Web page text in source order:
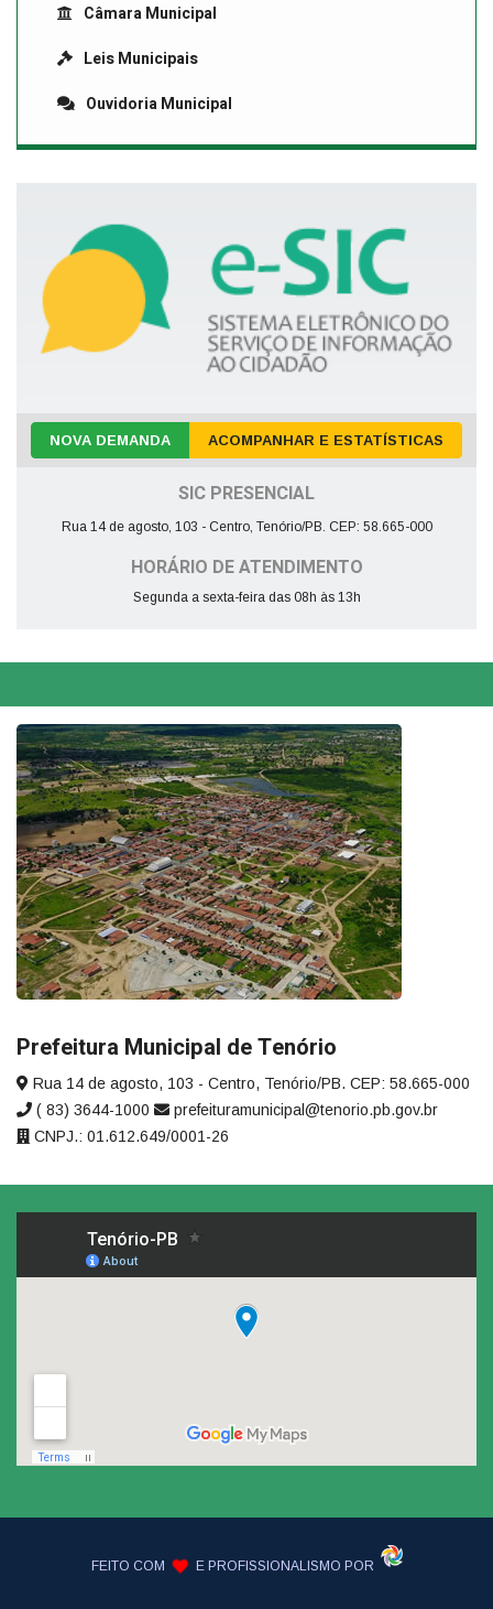
Câmara Municipal
Leis Municipais
Ouvidoria Municipal
NOVA DEMANDA ACOMPANHAR E ESTATÍSTICAS
SIC PRESENCIAL
Rua 14 de agosto, 103 - Centro, Tenório/PB. CEP: 58.665-000
HORÁRIO DE ATENDIMENTO
Segunda a sexta-feira das 08h às 13h
Prefeitura Municipal de Tenório
Rua 14 de agosto, 103 - Centro, Tenório/PB. CEP: 58.665-000
( 83) 3644-1000
prefeituramunicipal@tenorio.pb.gov.br
CNPJ.: 01.612.649/0001-26
FEITO COM E PROFISSIONALISMO POR